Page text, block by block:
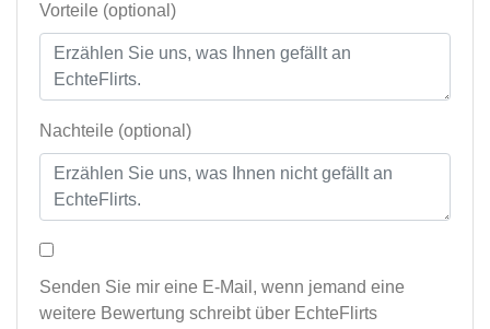
Vorteile (optional)
Nachteile (optional)
Senden Sie mir eine E-Mail, wenn jemand eine
weitere Bewertung schreibt über EchteFlirts